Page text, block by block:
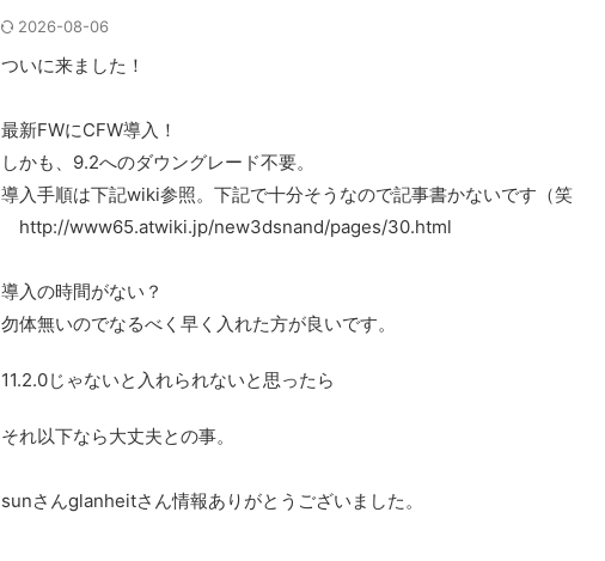
2026-08-06
ついに来ました！
最新FWにCFW導入！
しかも、9.2へのダウングレード不要。
導入手順は下記wiki参照。下記で十分そうなので記事書かないです（笑
http://www65.atwiki.jp/new3dsnand/pages/30.html
導入の時間がない？
勿体無いのでなるべく早く入れた方が良いです。
11.2.0じゃないと入れられないと思ったら
それ以下なら大丈夫との事。
sunさんglanheitさん情報ありがとうございました。